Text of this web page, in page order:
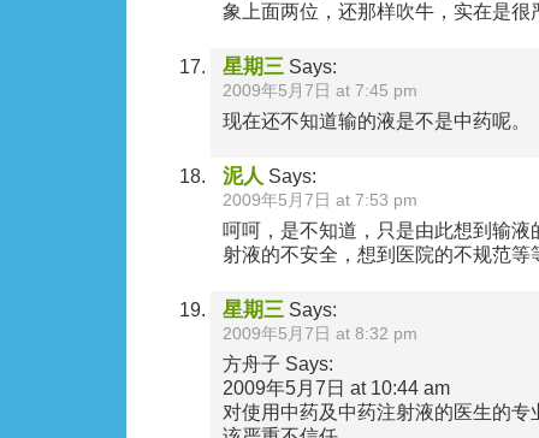
象上面两位，还那样吹牛，实在是很
星期三 Says:
2009年5月7日 at 7:45 pm
现在还不知道输的液是不是中药呢。
泥人 Says:
2009年5月7日 at 7:53 pm
呵呵，是不知道，只是由此想到输液
射液的不安全，想到医院的不规范等
星期三 Says:
2009年5月7日 at 8:32 pm
方舟子 Says:
2009年5月7日 at 10:44 am
对使用中药及中药注射液的医生的专